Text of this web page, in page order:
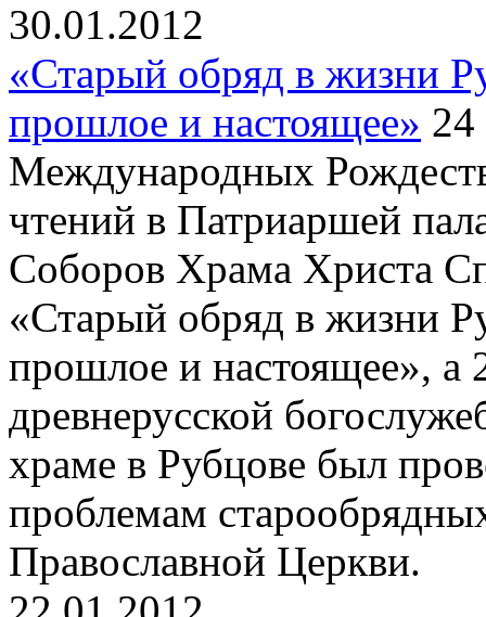
30.01.2012
«Старый обряд в жизни
прошлое и настоящее» 24
Международных
чтений в Патриаршей
Соборов Храма Христа
«Старый обряд в жизни
прошлое и настоящее», а
древнерусской
храме в Рубцове был
проблемам
Православной Церкви.